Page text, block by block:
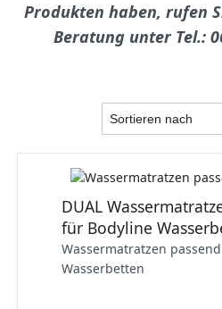
Produkten haben, rufen
Beratung unter Tel.:
DUAL
für Bodyline
Wassermatratzen
Wasserbetten